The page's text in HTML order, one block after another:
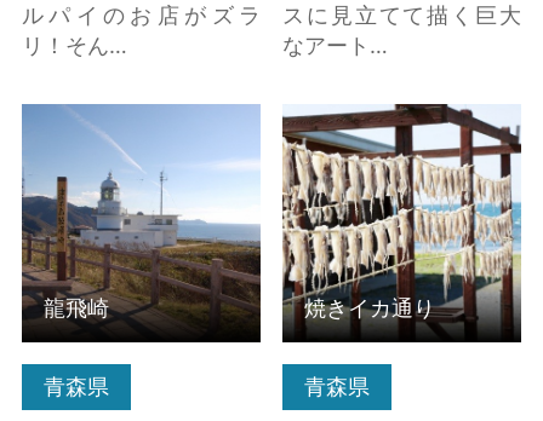
ルパイのお店がズラ
リ！そん…
スに見立てて描く巨大
なアート…
青森県
龍飛崎 の詳細はこちら
龍飛崎
青森県
焼きイカ通り の詳細は
こちら
焼きイカ通り